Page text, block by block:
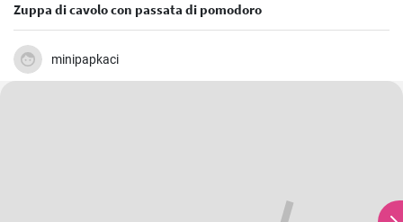
Zuppa di cavolo con passata di pomodoro
minipapkaci